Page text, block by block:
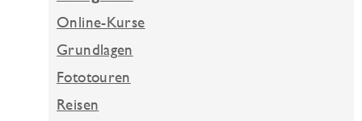
Online-Kurse
Grundlagen
Fototouren
Reisen